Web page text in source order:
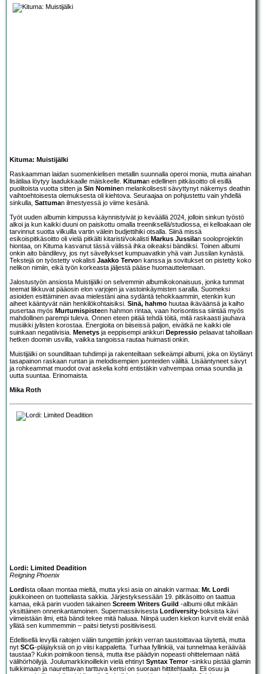
Kituma: Muistijälki
Raskaamman laidan suomenkielisen metallin suunnalla operoi monia, mutta ainahan
lisätilaa löytyy laadukkaalle mäiskeelle. Kituman edellinen pitkäsoitto oli esillä
puolitoista vuotta sitten ja Sin Nominen melankolisesti sävyttynyt näkemys deathin
vaihtoehtoisesta olemuksesta oli kiehtova. Seuraajaa on pohjustettu vain yhdellä
sinkulla, Sattuman ilmestyessä jo viime kesänä.
Työt uuden albumin kimpussa käynnistyivät jo keväällä 2024, jolloin sinkun työstö
alkoi ja kun kaikki duuni on paiskottu omalla treeniksellä/studiossa, ei kelloakaan ole
tarvinnut suotta vilkuilla vartin välein budjettihiki otsalla. Siinä missä
esikoispitkäsoitto oli vielä pitkälti kitaristi/vokalisti Markus Jussilan sooloprojektin
hiontaa, on Kituma kasvanut tässä välissä ihka oikeaksi bändiksi. Toinen albumi
onkin aito bändilevy, jos nyt sävellykset kumpuavatkin yhä vain Jussilan kynästä.
Tekstejä on työstetty vokalisti Jaakko Tervon kanssa ja sovitukset on pistetty koko
nelikon nimiin, eikä työn korkeasta jäljestä pääse huomauttelemaan.
Jalostustyön ansiosta Muistijälki on selvemmin albumikokonaisuus, jonka tummat
teemat liikkuvat pääosin elon varjojen ja vastoinkäymisten saralla. Suomeksi
asioiden esittäminen avaa mielestäni aina sydäntä tehokkaammin, etenkin kun
aiheet kääntyvät näin henkilökohtaisiksi. Sinä, hahmo huutaa ikäväänsä ja kaiho
pusertaa myös Murtumispisteen hahmon rintaa, vaan horisontissa siintää myös
mahdollinen parempi tuleva. Onnen eteen pitää tehdä töitä, mitä raskaasti jauhava
musiikki jylisten korostaa. Energioita on biiseissä paljon, eivätkä ne kaikki ole
suinkaan negatiivisia. Menetys ja eeppisempi ankkuri Depressio pelaavat tahoillaan
hetken doomin usvilla, vaikka tangoissa rautaa huimasti onkin.
Muistijälki on soundiltaan tuhdimpi ja rakenteiltaan selkeämpi albumi, joka on löytänyt
tasapainon raskaan runtan ja melodisempien juonteiden väliltä. Lisääntyneet sävyt
ja rohkeammat muodot ovat askelia kohti entistäkin vahvempaa omaa soundia ja
uutta suuntaa. Erinomaista.
Mika Roth
Lordi: Limited Deadition
Reigning Phoenix
Lordista ollaan montaa mieltä, mutta yksi asia on ainakin varmaa: Mr. Lordi
joukkoineen on tuotteliasta sakkia. Järjestyksessään 19. pitkäsoitto on taattua
kamaa, eikä parin vuoden takainen Screem Writers Guild -albumi ollut mikään
yksittäinen onnenkantamoinen. Supermassiivisesta Lordiversity-boksista kävi
viimeistään ilmi, että bändi tekee mitä haluaa. Niinpä uuden kiekon kurvit eivät enää
yllätä sen kummemmin – paitsi tietysti positiivisesti.
Edellisellä levyllä raitojen väliin tungettiin jonkin verran taustoittavaa täytettä, mutta
nyt SCG-pläjäyksiä on jo viisi kappaletta. Turhaa fyllinkiä, vai tunnelmaa keräävää
taustaa? Kukin poimikoon tiensä, mutta itse päädyin nopeasti ohittelemaan näitä
välihörhöilyjä. Joulumarkkinoillekin vielä ehtinyt Syntax Terror-sinkku pistää glamin
tuikkimaan ja naurettavan tarttuva kertsi on suoraan hittitehtaalta. Eli osuu ja